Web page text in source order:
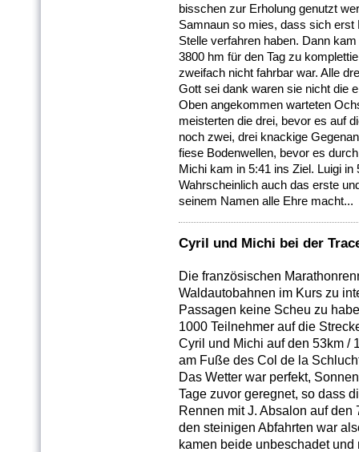
bisschen zur Erholung genutzt
Samnaun so mies, dass sich erst
Stelle verfahren haben. Dann
3800 hm für den Tag zu
zweifach nicht fahrbar war. Alle
Gott sei dank waren sie nicht die
Oben angekommen warteten
meisterten die drei, bevor es auf
noch zwei, drei knackige
fiese Bodenwellen, bevor es
Michi kam in 5:41 ins Ziel. Luigi
Wahrscheinlich auch das erste
seinem Namen alle Ehre macht...
Cyril und Michi bei der
Die französischen
Waldautobahnen im Kurs zu
Passagen keine Scheu zu
1000 Teilnehmer auf die
Cyril und Michi auf den 53km /
am Fuße des Col de la
Das Wetter war perfekt,
Tage zuvor geregnet, so dass
Rennen mit J. Absalon auf
den steinigen Abfahrten war
kamen beide unbeschadet